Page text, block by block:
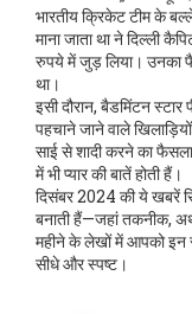
भारतीय क्रिकेट टीम के
माना जाता थाने दिल्ली
रुपये में जुड़ लिया। उनका
था।
इसी दौरान, बैडमिंटन स्टार
पहचाने जाने वाले
साई से शादी करने का
में भी प्यार की बातें होती हैं।
दिसंबर 2024 की ये खबरें
बनाती हैं—जहां तकनीक,
महीने के लेखों में आपको इन
सीधे और स्पष्ट।